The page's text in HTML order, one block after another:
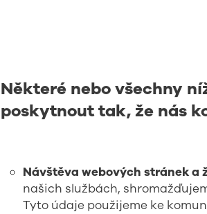
Některé nebo všechny
poskytnout tak, že nás
Návštěva webových stránek a
našich službách,
Tyto údaje použijeme ke